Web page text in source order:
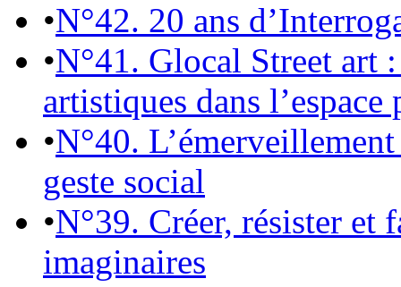
•N°42. 20 ans
•N°41. Glocal Street art
artistiques dans l’espace
•N°40.
geste social
•N°39. Créer, résister et
imaginaires